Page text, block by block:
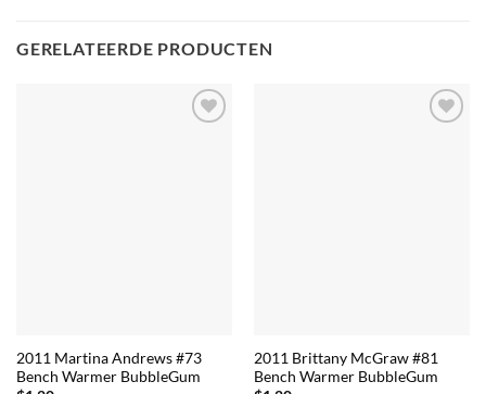
GERELATEERDE PRODUCTEN
2011 Martina Andrews #73
Bench Warmer BubbleGum
2011 Brittany McGraw #81
Bench Warmer BubbleGum